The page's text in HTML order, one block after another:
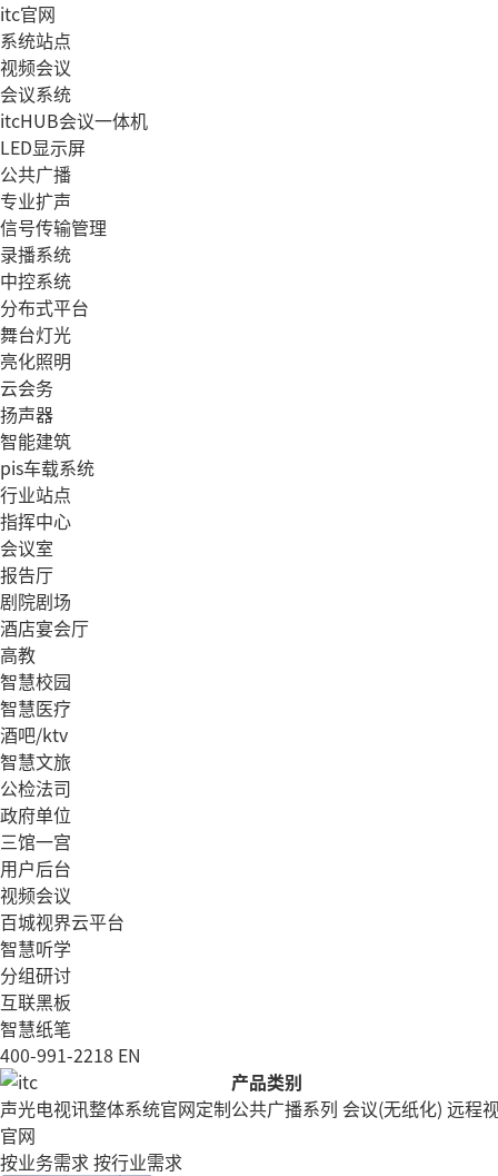
itc官网
系统站点
视频会议
会议系统
itcHUB会议一体机
LED显示屏
公共广播
专业扩声
信号传输管理
录播系统
中控系统
分布式平台
舞台灯光
亮化照明
云会务
扬声器
智能建筑
pis车载系统
行业站点
指挥中心
会议室
报告厅
剧院剧场
酒店宴会厅
高教
智慧校园
智慧医疗
酒吧/ktv
智慧文旅
公检法司
政府单位
三馆一宫
用户后台
视频会议
百城视界云平台
智慧听学
分组研讨
互联黑板
智慧纸笔
400-991-2218 EN
声光电视讯整体系统官网定制
官网
按业务需求按行业需求
产品类别
公共广播系列 会议(无纸化) 远程